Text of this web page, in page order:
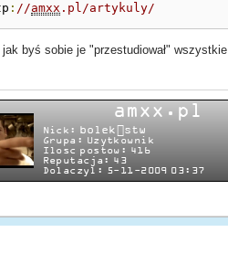
: //amxx .pl/artykuly/
jak byś sobie je "przestudiował" wszystkie